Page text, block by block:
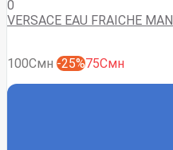
0
VERSACE EAU FRAICHE MAN
100Смн -25%75Смн